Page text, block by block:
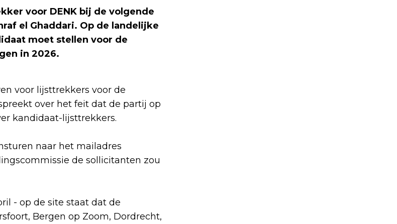
voor DENK bij de volgende
el Ghaddari. Op de landelijke
moet stellen voor de
in 2026.
voor lijsttrekkers voor de
over het feit dat de partij op
kandidaat-lijsttrekkers.
naar het mailadres
de sollicitanten zou
- op de site staat dat de
Bergen op Zoom, Dordrecht,